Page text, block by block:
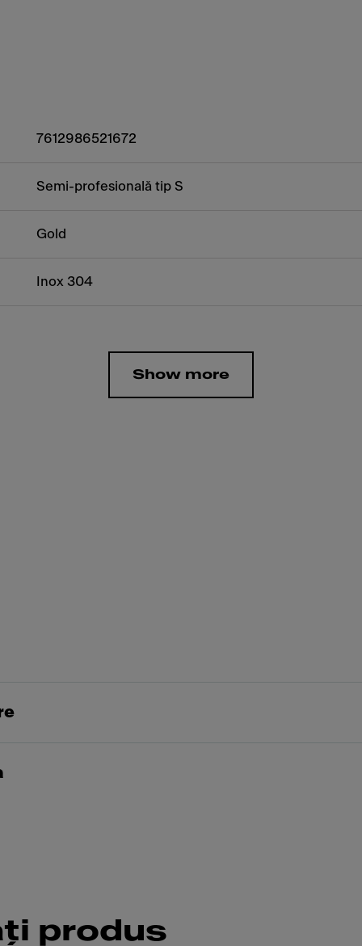
7612986521672
Semi-profesională tip S
Gold
Inox 304
Show more
produs